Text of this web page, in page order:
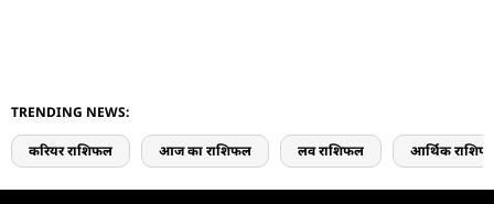
TRENDING NEWS:
करियर राशिफल आज का राशिफल लव राशिफल आर्थिक